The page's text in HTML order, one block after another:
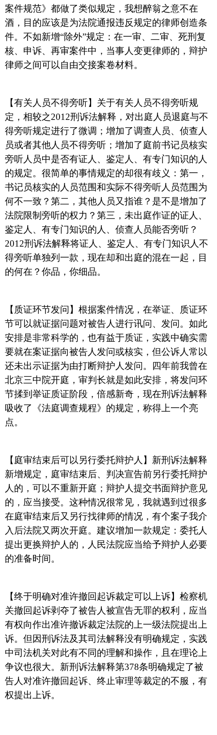
案件规范》都做了类似规定，我想醉翁之意不在
酒，目的应该是为法院通报违反规定的律师创造条
件。不如新增“除外”规定：在一审、二审、死刑复
核、申诉、再审案件中，当事人变更律师的，辩护
律师之间可以自由交接案卷材料。
【有关人员不得旁听】关于有关人员不得旁听规
定，相较之2012刑诉法解释，对出庭人员退庭与不
得旁听规定进行了微调；增加了调查人员、侦查人
员或者其他人员不得旁听；增加了庭前书记员核实
旁听人员中是否有证人、鉴定人、有专门知识的人
的规定。很简单的事情规定的却很有歧义：第一，
书记员核实的人员范围和实际不得旁听人员范围为
何不一致？第二，其他人员又指谁？是不是增加了
法院限制旁听的权力？第三，未出庭作证的证人、
鉴定人、有专门知识的人、侦查人员能否旁听？
2012刑诉法解释将证人、鉴定人、有专门知识人不
得旁听单独列一款，现在却和出庭的混在一起，目
的何在？你品，你细品。
【质证环节发问】根据案件情况，在举证、质证环
节可以就证据问题对被告人进行讯问、发问。如此
安排是非常科学的，也有益于质证，实践中确实需
要就在案证据向被告人发问或核实，但公诉人常以
还未出示证据为由打断辩护人发问。四年前我曾在
北京三中院开庭，审判长就是如此安排，将发问环
节揉到举证质证阶段，倍感新奇，现在刑诉法解释
吸收了《法庭调查规程》的规定，称得上一个亮
点。
【庭审结束后可以另行委托辩护人】新刑诉法解释
新增规定，庭审结束后、判决宣告前另行委托辩护
人的，可以不重新开庭；辩护人提交书面辩护意见
的，应当接受。这种情况很常见，我就遇到过很多
在庭审结束后又另行找律师的情况，有个案子我介
入后法院又两次开庭。建议增加一款规定：委托人
提出更换辩护人的，人民法院应当给予辩护人必要
的准备时间。
【终于明确对准许撤回起诉裁定可以上诉】检察机
关撤回起诉剥夺了被告人被宣告无罪的权利，应当
有权向作出准许撤诉裁定法院的上一级法院提出上
诉。但因刑诉法及其司法解释没有明确规定，实践
中司法机关对此有不同的理解和操作，且在理论上
争议也很大。新刑诉法解释第378条明确规定了被
告人对准许撤回起诉、终止审理等裁定的不服，有
权提出上诉。